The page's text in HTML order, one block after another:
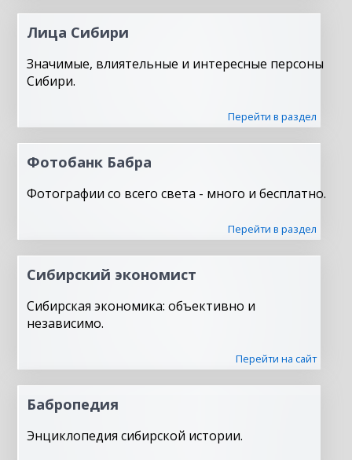
Лица Сибири
Значимые, влиятельные и интересные персоны
Сибири.
Перейти в раздел
Фотобанк Бабра
Фотографии со всего света - много и бесплатно.
Перейти в раздел
Сибирский экономист
Сибирская экономика: объективно и
независимо.
Перейти на сайт
Бабропедия
Энциклопедия сибирской истории.